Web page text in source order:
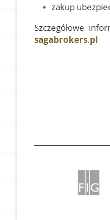
zakup
Szczegółowe
sagabrokers.pl